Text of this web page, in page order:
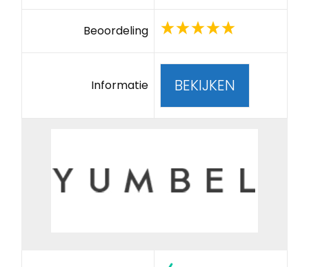
Beoordeling
Informatie BEKIJKEN